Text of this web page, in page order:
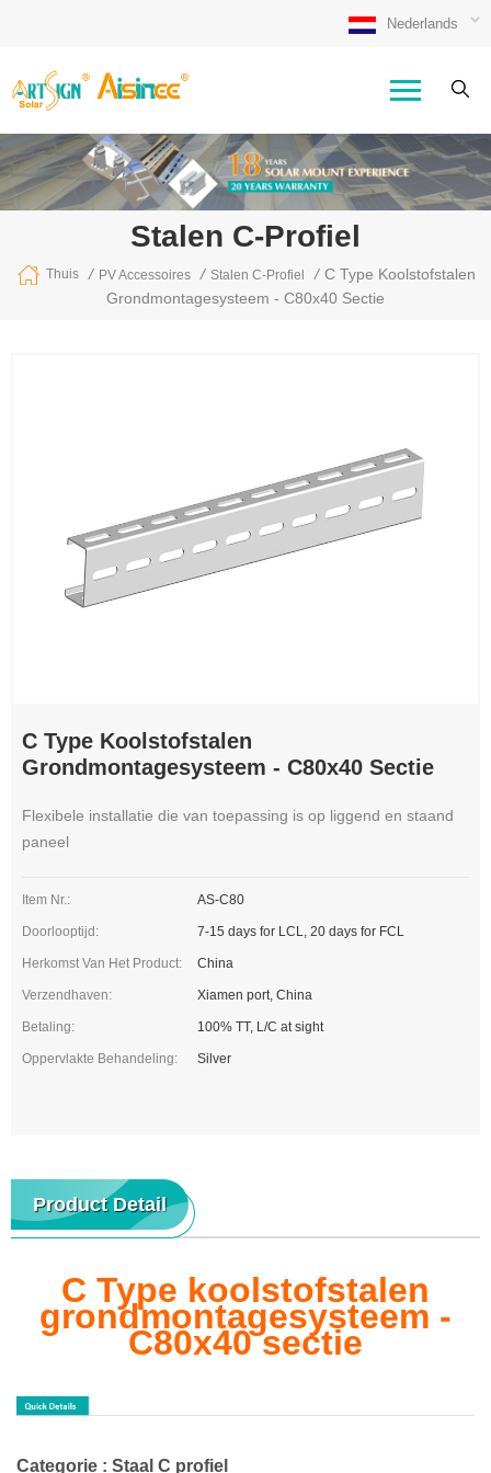
Nederlands
Stalen C-Profiel
Thuis / PV Accessoires / Stalen C-Profiel / C Type Koolstofstalen
Grondmontagesysteem - C80x40 Sectie
C Type Koolstofstalen
Grondmontagesysteem - C80x40 Sectie
Flexibele installatie die van toepassing is op liggend en staand
paneel
Item Nr.: AS-C80
Doorlooptijd: 7-15 days for LCL, 20 days for FCL
Herkomst Van Het Product: China
Verzendhaven: Xiamen port, China
Betaling: 100% TT, L/C at sight
Oppervlakte Behandeling: Silver
Product Detail
C Type koolstofstalen
grondmontagesysteem -
C80x40 sectie
Categorie : Staal C profiel